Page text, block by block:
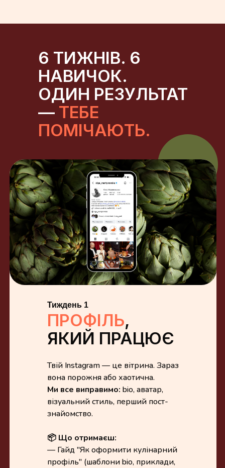
6 ТИЖНІВ. 6
НАВИЧОК.
ОДИН РЕЗУЛЬТАТ
— ТЕБЕ
ПОМІЧАЮТЬ.
Тиждень 1
ПРОФІЛЬ,
ЯКИЙ ПРАЦЮЄ
Твій Instagram — це вітрина. Зараз
вона порожня або хаотична.
Ми все виправимо: bio, аватар,
візуальний стиль, перший пост-
знайомство.
📦 Що отримаєш:
— Гайд "Як оформити кулінарний
профіль" (шаблони bio, приклади,